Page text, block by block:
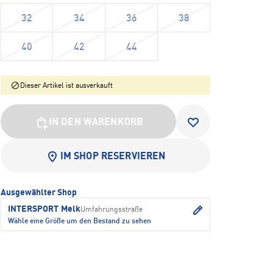
32 34 36 38
40 42 44
Dieser Artikel ist ausverkauft
IN DEN WARENKORB
IM SHOP RESERVIEREN
Ausgewählter Shop
INTERSPORT MelkUmfahrungsstraße
Wähle eine Größe um den Bestand zu sehen